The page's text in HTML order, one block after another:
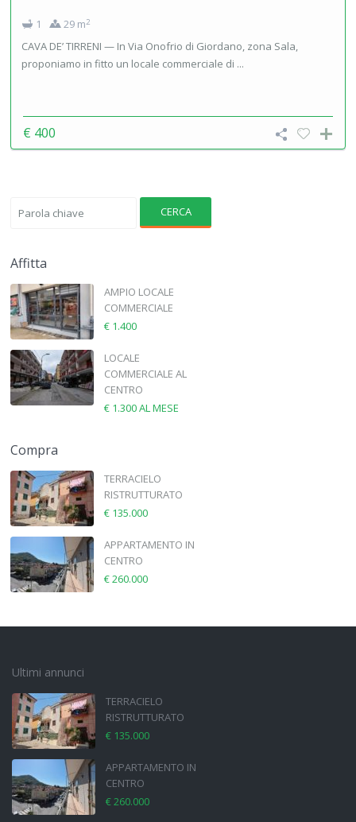
1 29 m2
CAVA DE’ TIRRENI — In Via Onofrio di Giordano, zona Sala,
proponiamo in fitto un locale commerciale di ...
€ 400
CERCA
Affitta
AMPIO LOCALE
COMMERCIALE
€ 1.400
LOCALE
COMMERCIALE AL
CENTRO
€ 1.300AL MESE
Compra
TERRACIELO
RISTRUTTURATO
€ 135.000
APPARTAMENTO IN
CENTRO
€ 260.000
Ultimi annunci
TERRACIELO
RISTRUTTURATO
€ 135.000
APPARTAMENTO IN
CENTRO
€ 260.000